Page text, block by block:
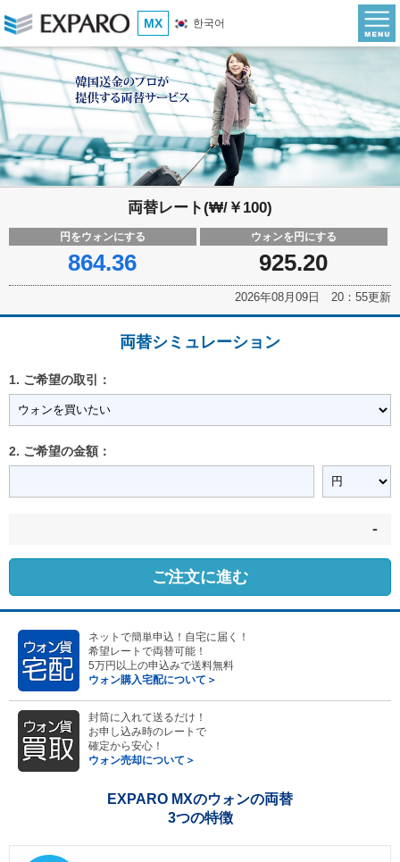
MX 한국어
両替レート(₩/￥100)
円をウォンにする
864.36
ウォンを円にする
925.20
2026年08月09日 20：55更新
両替シミュレーション
1. ご希望の取引：
2. ご希望の金額：
-
ご注文に進む
ネットで簡単申込！自宅に届く！
希望レートで両替可能！
5万円以上の申込みで送料無料
ウォン購入宅配について＞
封筒に入れて送るだけ！
お申し込み時のレートで
確定から安心！
ウォン売却について＞
EXPARO MXのウォンの両替
3つの特徴